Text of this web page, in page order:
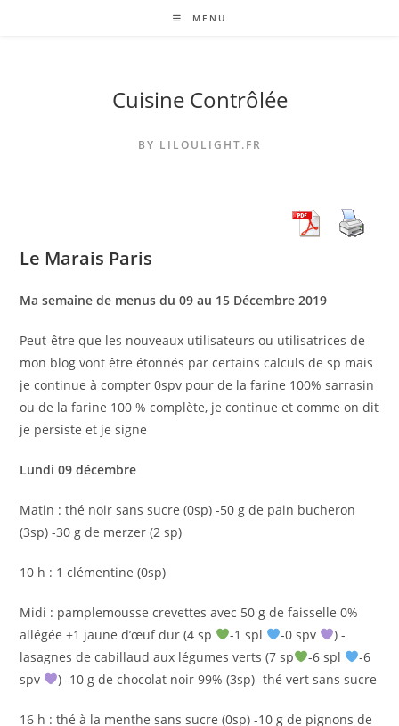
MENU
Cuisine Contrôlée
BY LILOULIGHT.FR
Le Marais Paris
Ma semaine de menus du 09 au 15 Décembre 2019
Peut-être que les nouveaux utilisateurs ou utilisatrices de
mon blog vont être étonnés par certains calculs de sp mais
je continue à compter 0spv pour de la farine 100% sarrasin
ou de la farine 100 % complète, je continue et comme on dit
je persiste et je signe
Lundi 09 décembre
Matin : thé noir sans sucre (0sp) -50 g de pain bucheron
(3sp) -30 g de merzer (2 sp)
10 h : 1 clémentine (0sp)
Midi : pamplemousse crevettes avec 50 g de faisselle 0%
allégée +1 jaune d’œuf dur (4 sp
-1 spl -0 spv
) -
lasagnes de cabillaud aux légumes verts (7 sp
-6 spl
-6
spv
) -10 g de chocolat noir 99% (3sp) -thé vert sans sucre
16 h : thé à la menthe sans sucre (0sp) -10 g de pignons de